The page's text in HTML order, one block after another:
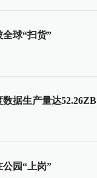
全球“扫货”
数据生产量达52.26ZB
园“上岗”